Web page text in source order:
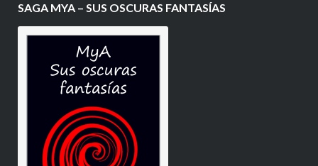
SAGA MYA – SUS OSCURAS FANTASÍAS